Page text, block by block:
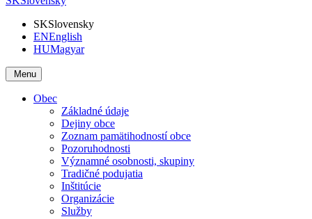
SKSlovensky
ENEnglish
HUMagyar
Menu
Obec
Základné údaje
Dejiny obce
Zoznam pamätihodností obce
Pozoruhodnosti
Významné osobnosti, skupiny
Tradičné podujatia
Inštitúcie
Organizácie
Služby